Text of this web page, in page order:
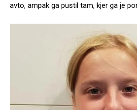
avto, ampak ga pustil tam, kjer ga je